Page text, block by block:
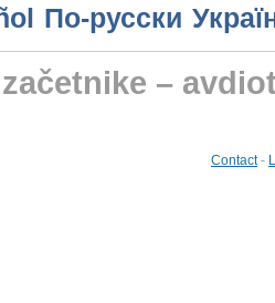
По-русски
–
Contact-